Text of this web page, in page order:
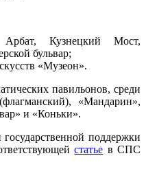
Кузнецкий Мост,
бульвар;
«Музеон».
павильонов, среди
«Мандарин»,
и «Коньки».
поддержки
статье в СПС